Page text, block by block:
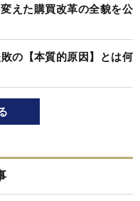
えた購買改革の全貌を公
の【本質的原因】とは何